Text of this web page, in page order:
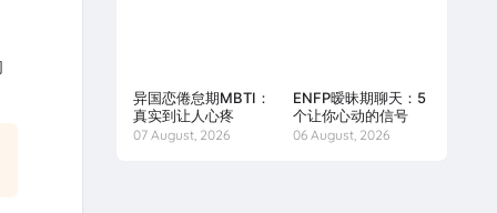
异国恋倦怠期MBTI：
真实到让人心疼
07 August, 2026
ENFP暧昧期聊天：5
个让你心动的信号
06 August, 2026